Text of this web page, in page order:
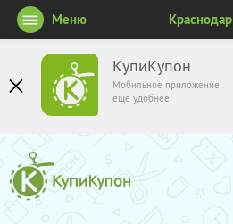
КупиКупон
Мобильное приложение
ещё удобнее
Меню Краснодар